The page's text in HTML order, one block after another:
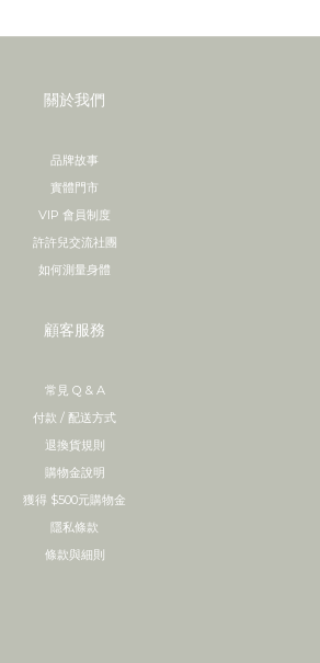
關於我們
品牌故事
實體門市
VIP 會員制度
許許兒交流社團
如何測量身體
顧客服務
常見 Q & A
付款 / 配送方式
退換貨規則
購物金說明
獲得 $500元購物金
隱私條款
條款與細則